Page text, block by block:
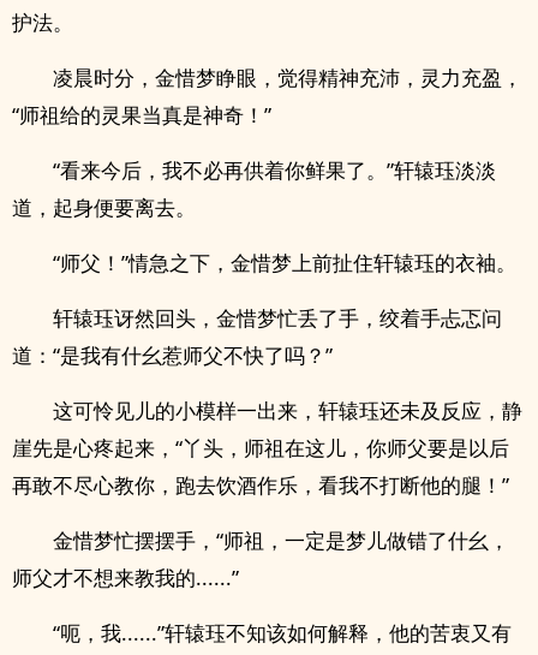
护法。
凌晨时分，金惜梦睁眼，觉得精神充沛，灵力充盈，
“师祖给的灵果当真是神奇！”
“看来今后，我不必再供着你鲜果了。”轩辕珏淡淡
道，起身便要离去。
“师父！”情急之下，金惜梦上前扯住轩辕珏的衣袖。
轩辕珏讶然回头，金惜梦忙丢了手，绞着手忐忑问
道：“是我有什幺惹师父不快了吗？”
这可怜见儿的小模样一出来，轩辕珏还未及反应，静
崖先是心疼起来，“丫头，师祖在这儿，你师父要是以后
再敢不尽心教你，跑去饮酒作乐，看我不打断他的腿！”
金惜梦忙摆摆手，“师祖，一定是梦儿做错了什幺，
师父才不想来教我的......”
“呃，我......”轩辕珏不知该如何解释，他的苦衷又有